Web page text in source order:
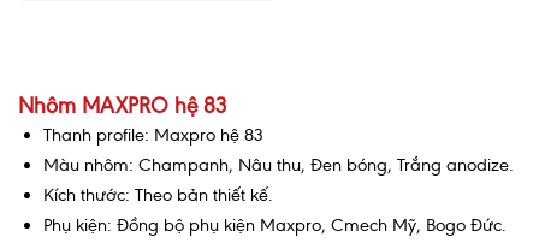
Nhôm MAXPRO hệ 83
Thanh profile: Maxpro hệ 83
Màu nhôm: Champanh, Nâu thu, Đen bóng, Trắng anodize.
Kích thước: Theo bản thiết kế.
Phụ kiện: Đồng bộ phụ kiện Maxpro, Cmech Mỹ, Bogo Đức.